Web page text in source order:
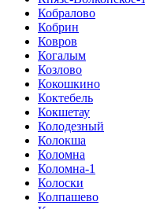
Кобралово
Кобрин
Ковров
Когалым
Козлово
Кокошкино
Коктебель
Кокшетау
Колодезный
Колокша
Коломна
Коломна-1
Колоски
Колпашево